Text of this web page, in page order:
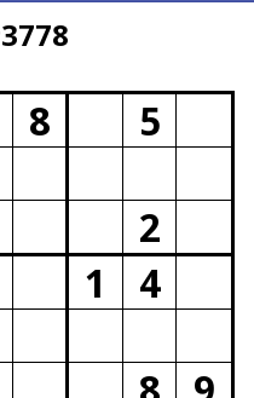
8
5
2
1
4